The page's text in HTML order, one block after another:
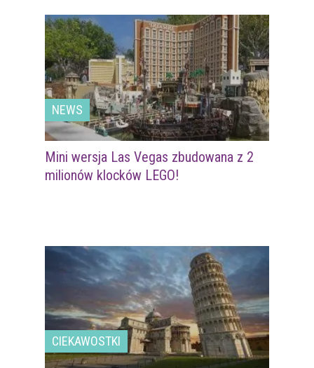
NEWS
Mini wersja Las Vegas zbudowana z 2
milionów klocków LEGO!
CIEKAWOSTKI